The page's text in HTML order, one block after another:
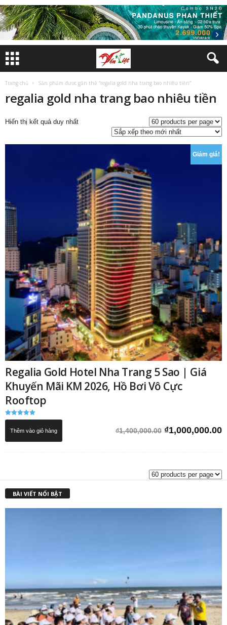
Trang chủ Sản phẩm được gắn thẻ “regalia gold nha trang bao nhiêu tiền”
regalia gold nha trang bao nhiêu tiền
Hiển thị kết quả duy nhất
Giảm giá!
Regalia Gold Hotel Nha Trang 5 Sao | Giá
Khuyến Mãi KM 2026, Hồ Bơi Vô Cực
Rooftop
Được xếp
5.00
₫1,400,000.00 Giá
₫1,000,000.00
Thêm vào giỏ hàng
BÀI VIẾT NỔI BẬT